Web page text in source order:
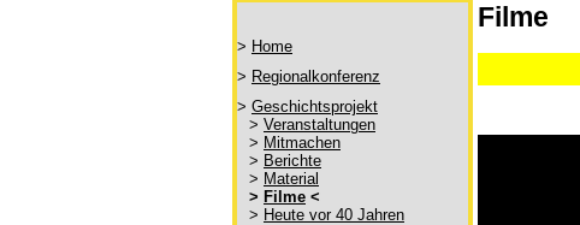
> Home
> Regionalkonferenz
> Geschichtsprojekt
> Veranstaltungen
> Mitmachen
> Berichte
> Material
> Filme <
> Heute vor 40 Jahren
Filme